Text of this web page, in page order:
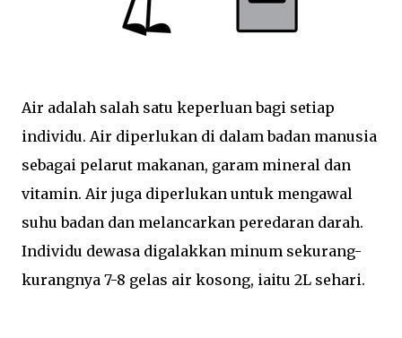
Air adalah salah satu keperluan bagi setiap
individu. Air diperlukan di dalam badan manusia
sebagai pelarut makanan, garam mineral dan
vitamin. Air juga diperlukan untuk mengawal
suhu badan dan melancarkan peredaran darah.
Individu dewasa digalakkan minum sekurang-
kurangnya 7-8 gelas air kosong, iaitu 2L sehari.